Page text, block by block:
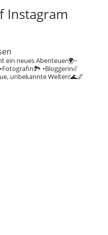
Instagram
ein neues Abenteuer🌍~
•Bloggerin☄️
unbekannte Welten!🌊🌌